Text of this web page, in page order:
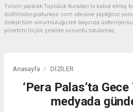
Yorum yazarak Topluluk Kuralları’nı kabul etmiş
dizifilmdergisiturkiye.com sitesine yaptığınız
dolaylı tüm sorumluluğu tek başınıza
yönetimi hiçbir şekilde sorumlu tutulamaz.
Anasayfa DİZİLER
‘Pera Palas’ta Gece
medyada